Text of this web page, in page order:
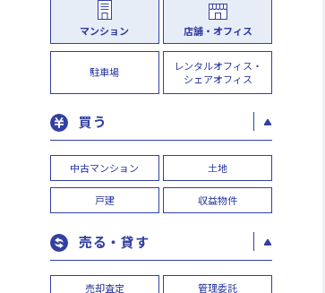
マンション 店舗・オフィス
駐車場
レンタルオフィス・
シェアオフィス
買う
中古マンション 土地
戸建 収益物件
売る・貸す
売却査定 管理委託